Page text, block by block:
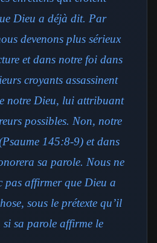
Dieu a déjà dit. Par
devenons plus sérieux
et dans notre foi dans
croyants assassinent
notre Dieu, lui attribuant
possibles. Non, notre
145:8-9) et dans
sa parole. Nous ne
pas affirmer que Dieu a
sous le prétexte qu’il
si sa parole affirme le